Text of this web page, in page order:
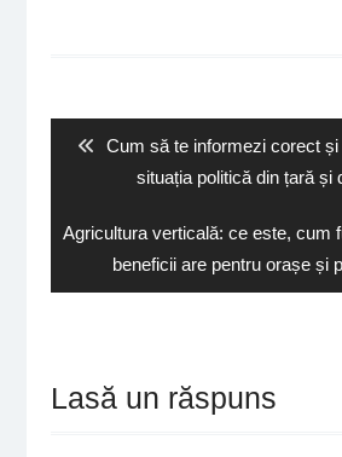
articolePrevious
post:
Cum să te informezi corect
situația politică din țară și
Next
Agricultura verticală: ce este, cum
beneficii are pentru orașe și
Lasă un răspuns